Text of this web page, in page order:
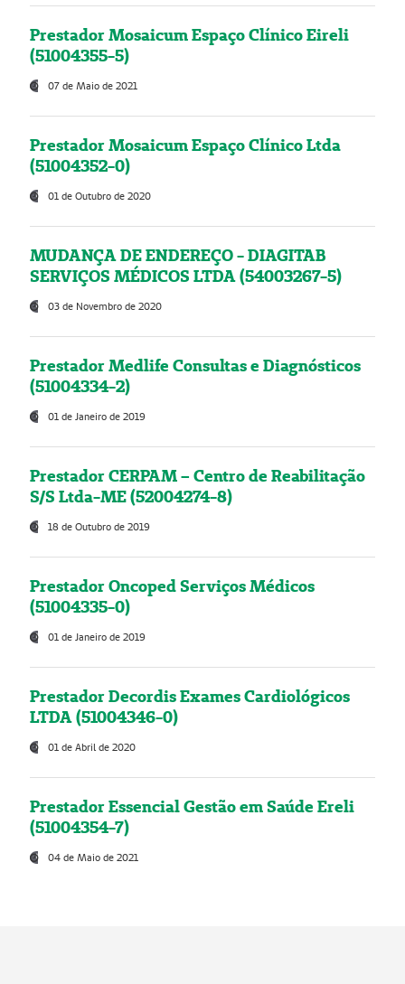
Prestador Mosaicum Espaço Clínico Eireli
(51004355-5)
07 de Maio de 2021
Prestador Mosaicum Espaço Clínico Ltda
(51004352-0)
01 de Outubro de 2020
MUDANÇA DE ENDEREÇO - DIAGITAB
SERVIÇOS MÉDICOS LTDA (54003267-5)
03 de Novembro de 2020
Prestador Medlife Consultas e Diagnósticos
(51004334-2)
01 de Janeiro de 2019
Prestador CERPAM – Centro de Reabilitação
S/S Ltda-ME (52004274-8)
18 de Outubro de 2019
Prestador Oncoped Serviços Médicos
(51004335-0)
01 de Janeiro de 2019
Prestador Decordis Exames Cardiológicos
LTDA (51004346-0)
01 de Abril de 2020
Prestador Essencial Gestão em Saúde Ereli
(51004354-7)
04 de Maio de 2021